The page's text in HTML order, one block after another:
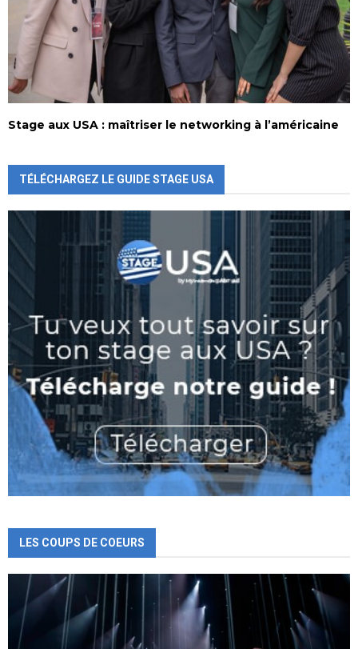
Stage aux USA : maîtriser le networking à l’américaine
TÉLÉCHARGEZ LE GUIDE STAGE USA
LES COUPS DE COEURS